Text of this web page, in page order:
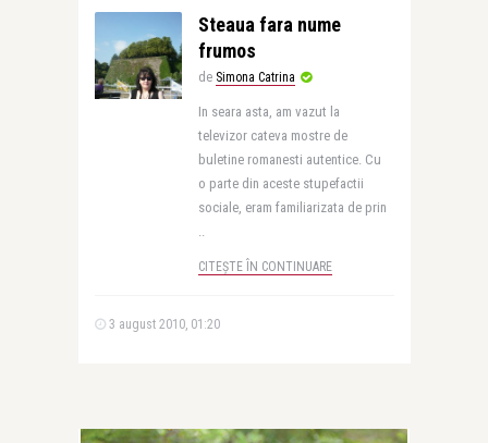
Steaua fara nume
frumos
de Simona Catrina
In seara asta, am vazut la
televizor cateva mostre de
buletine romanesti autentice. Cu
o parte din aceste stupefactii
sociale, eram familiarizata de prin
..
CITEȘTE ÎN CONTINUARE
3 august 2010, 01:20